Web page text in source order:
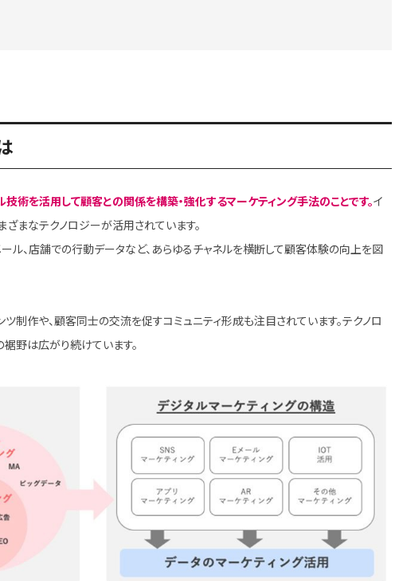
技術を活用して顧客との関係を構築・強化するマーケティング手法のことです。イ
ざまなテクノロジーが活用されています。
ル、店舗での行動データなど、あらゆるチャネルを横断して顧客体験の向上を図
制作や、顧客同士の交流を促すコミュニティ形成も注目されています。テクノロ
裾野は広がり続けています。